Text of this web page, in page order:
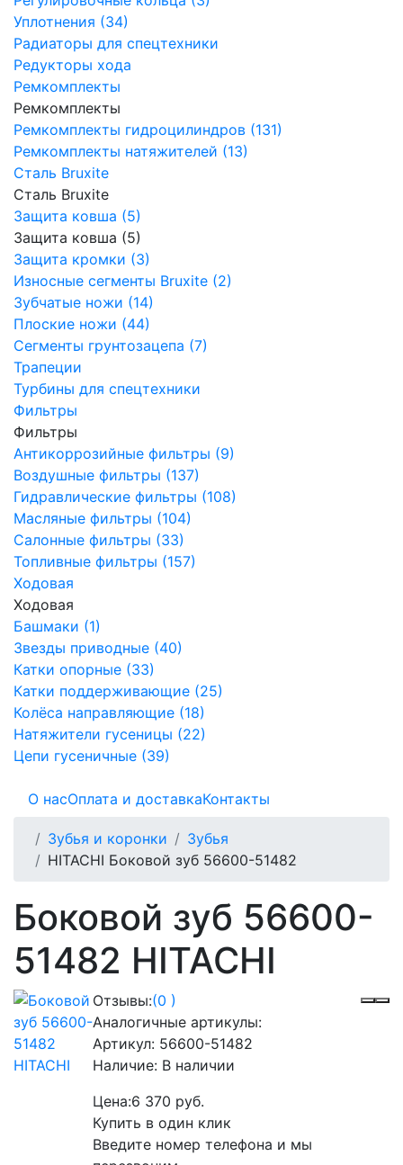
Уплотнения (34)
Радиаторы для спецтехники
Редукторы хода
Ремкомплекты
Ремкомплекты
Ремкомплекты гидроцилиндров (131)
Ремкомплекты натяжителей (13)
Сталь Bruxite
Сталь Bruxite
Защита ковша (5)
Защита ковша (5)
Защита кромки (3)
Износные сегменты Bruxite (2)
Зубчатые ножи (14)
Плоские ножи (44)
Сегменты грунтозацепа (7)
Трапеции
Турбины для спецтехники
Фильтры
Фильтры
Антикоррозийные фильтры (9)
Воздушные фильтры (137)
Гидравлические фильтры (108)
Масляные фильтры (104)
Салонные фильтры (33)
Топливные фильтры (157)
Ходовая
Ходовая
Башмаки (1)
Звезды приводные (40)
Катки опорные (33)
Катки поддерживающие (25)
Колёса направляющие (18)
Натяжители гусеницы (22)
Цепи гусеничные (39)
О насОплата и доставкаКонтакты
Зубья и коронки
Зубья
HITACHI Боковой зуб 56600-51482
Боковой зуб 56600-
51482 HITACHI
Отзывы:(0 )
Аналогичные артикулы:
Артикул: 56600-51482
Наличие: В наличии
Цена:6 370 руб.
Купить в один клик
Введите номер телефона и мы